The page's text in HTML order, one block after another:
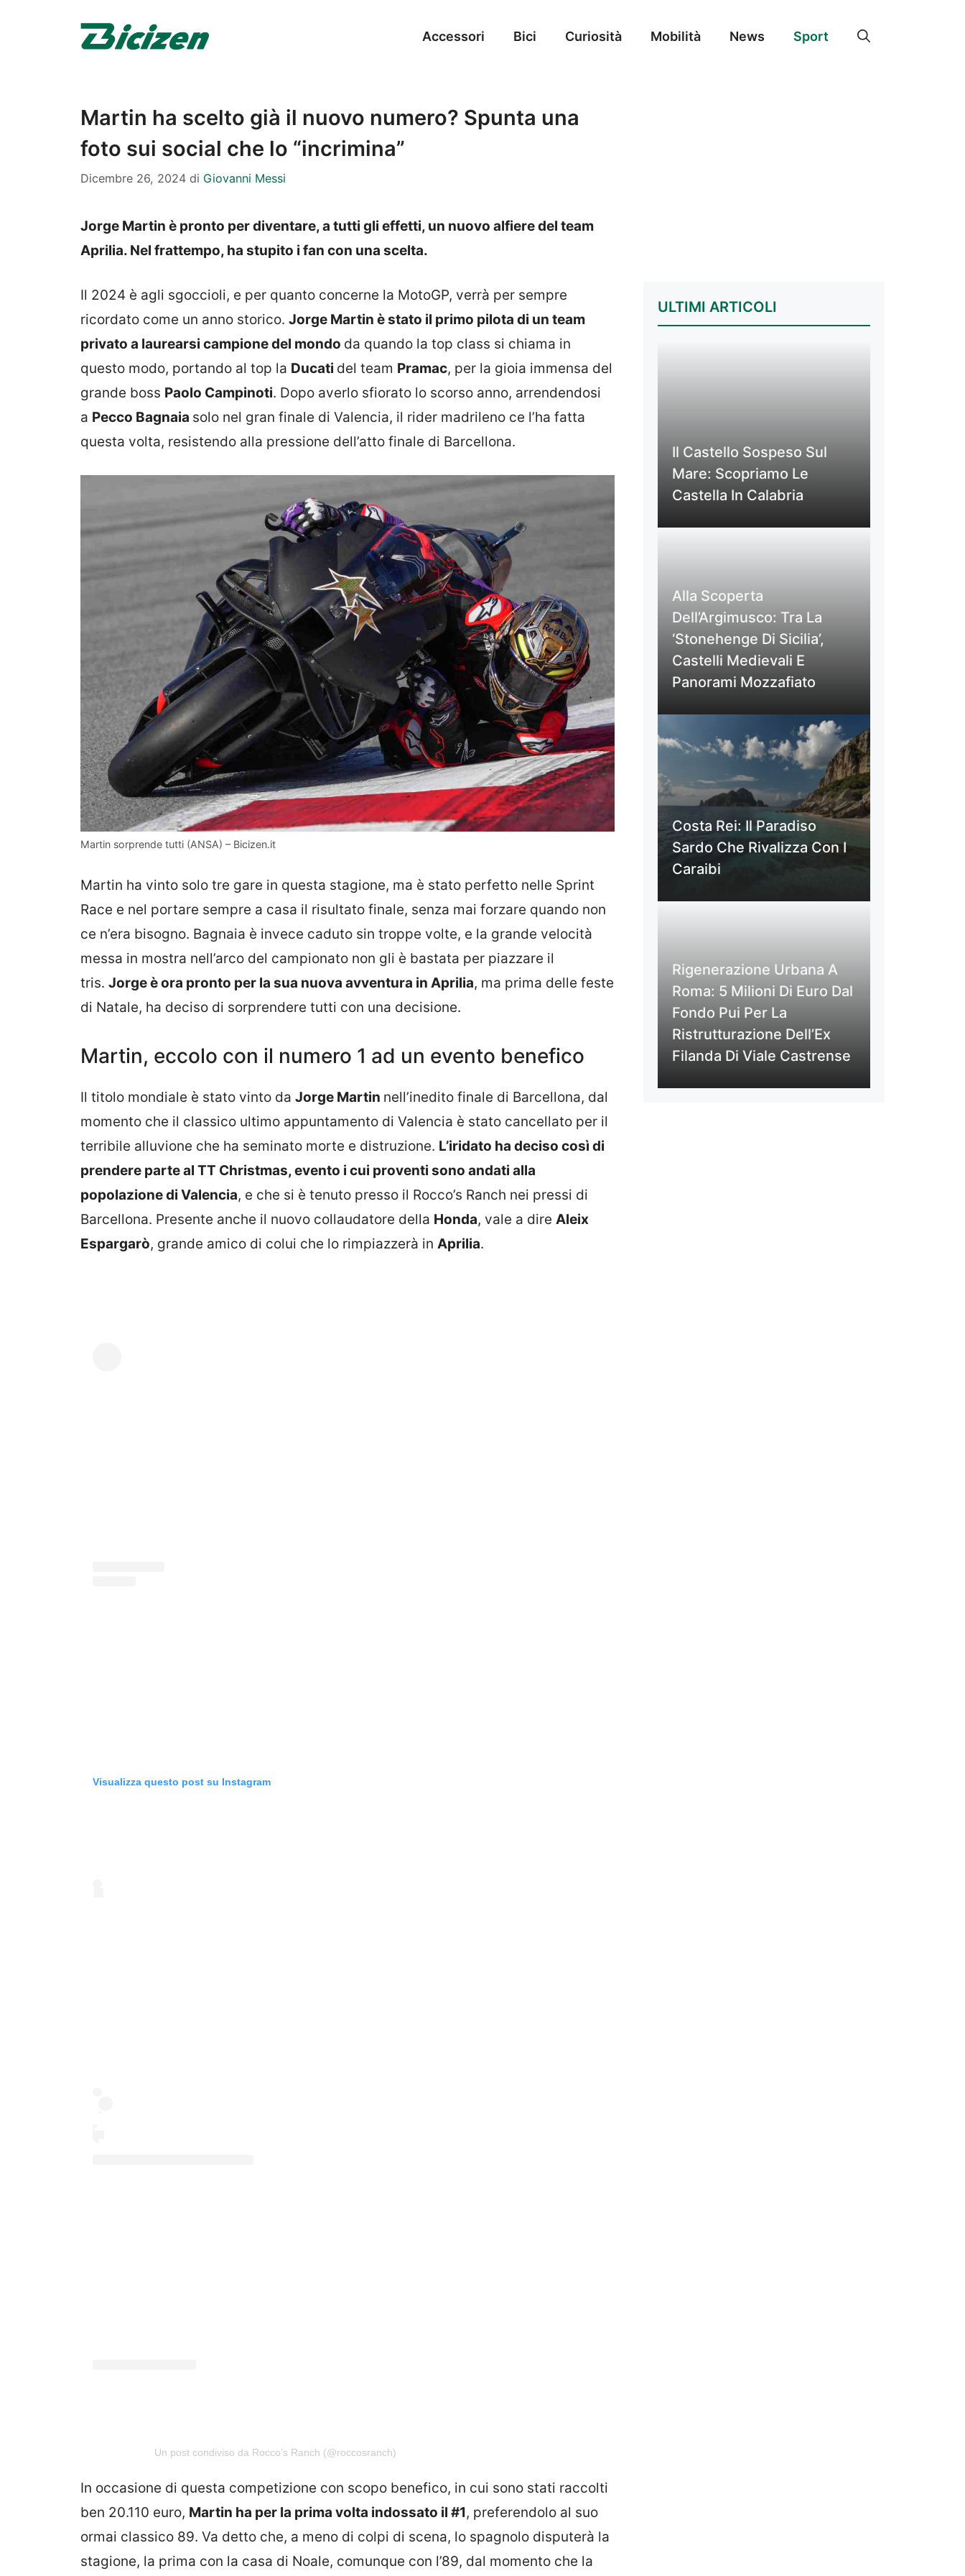
Accessori Bici Curiosità Mobilità News Sport
Martin ha scelto già il nuovo numero? Spunta una
foto sui social che lo “incrimina”
Dicembre 26, 2024 di Giovanni Messi
Jorge Martin è pronto per diventare, a tutti gli effetti, un nuovo alfiere del team
Aprilia. Nel frattempo, ha stupito i fan con una scelta.
Il 2024 è agli sgoccioli, e per quanto concerne la MotoGP, verrà per sempre
ricordato come un anno storico. Jorge Martin è stato il primo pilota di un team
privato a laurearsi campione del mondo da quando la top class si chiama in
questo modo, portando al top la Ducati del team Pramac, per la gioia immensa del
grande boss Paolo Campinoti. Dopo averlo sfiorato lo scorso anno, arrendendosi
a Pecco Bagnaia solo nel gran finale di Valencia, il rider madrileno ce l’ha fatta
questa volta, resistendo alla pressione dell’atto finale di Barcellona.
Martin sorprende tutti (ANSA) – Bicizen.it
Martin ha vinto solo tre gare in questa stagione, ma è stato perfetto nelle Sprint
Race e nel portare sempre a casa il risultato finale, senza mai forzare quando non
ce n’era bisogno. Bagnaia è invece caduto sin troppe volte, e la grande velocità
messa in mostra nell’arco del campionato non gli è bastata per piazzare il
tris. Jorge è ora pronto per la sua nuova avventura in Aprilia, ma prima delle feste
di Natale, ha deciso di sorprendere tutti con una decisione.
Martin, eccolo con il numero 1 ad un evento benefico
Il titolo mondiale è stato vinto da Jorge Martin nell’inedito finale di Barcellona, dal
momento che il classico ultimo appuntamento di Valencia è stato cancellato per il
terribile alluvione che ha seminato morte e distruzione. L’iridato ha deciso così di
prendere parte al TT Christmas, evento i cui proventi sono andati alla
popolazione di Valencia, e che si è tenuto presso il Rocco’s Ranch nei pressi di
Barcellona. Presente anche il nuovo collaudatore della Honda, vale a dire Aleix
Espargarò, grande amico di colui che lo rimpiazzerà in Aprilia.
Visualizza questo post su Instagram
Un post condiviso da Rocco’s Ranch (@roccosranch)
In occasione di questa competizione con scopo benefico, in cui sono stati raccolti
ben 20.110 euro, Martin ha per la prima volta indossato il #1, preferendolo al suo
ormai classico 89. Va detto che, a meno di colpi di scena, lo spagnolo disputerà la
stagione, la prima con la casa di Noale, comunque con l’89, dal momento che la
ULTIMI ARTICOLI
Il Castello Sospeso Sul
Mare: Scopriamo Le
Castella In Calabria
Alla Scoperta
Dell’Argimusco: Tra La
‘Stonehenge Di Sicilia’,
Castelli Medievali E
Panorami Mozzafiato
Costa Rei: Il Paradiso
Sardo Che Rivalizza Con I
Caraibi
Rigenerazione Urbana A
Roma: 5 Milioni Di Euro Dal
Fondo Pui Per La
Ristrutturazione Dell’Ex
Filanda Di Viale Castrense